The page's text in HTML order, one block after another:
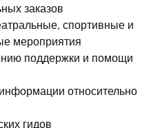
заказов
спортивные и
мероприятия
поддержки и помощи
относительно
гидов